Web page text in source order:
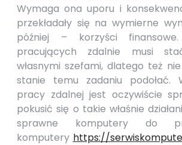
Wymaga ona uporu i
przekładały się na wymierne
później – korzyści
pracujących zdalnie musi
własnymi szefami, dlatego też
stanie temu zadaniu podołać.
pracy zdalnej jest oczywiście
pokusić się o takie właśnie
sprawne komputery do
komputery https://